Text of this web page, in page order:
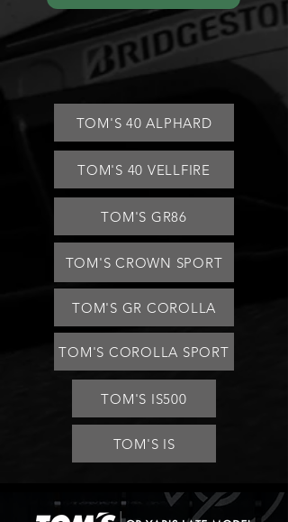
TOM'S 40 ALPHARD
TOM'S 40 VELLFIRE
TOM'S GR86
TOM'S CROWN SPORT
TOM'S GR COROLLA
TOM'S COROLLA SPORT
TOM'S IS500
TOM'S IS